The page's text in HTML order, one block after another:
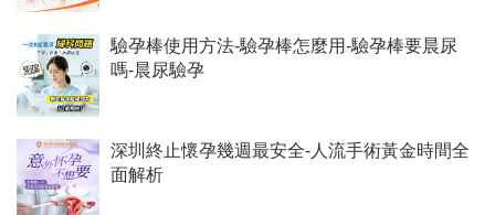
驗孕棒使用方法-驗孕棒怎麼用-驗孕棒要晨尿
嗎-晨尿驗孕
深圳終止懷孕幾週最安全-人流手術黃金時間全
面解析